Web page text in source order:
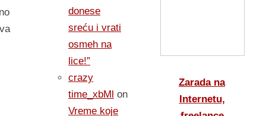
donese
sreću i vrati
osmeh na
lice!”
crazy
time_xbMl on
Vreme koje
Zarada na
Internetu,